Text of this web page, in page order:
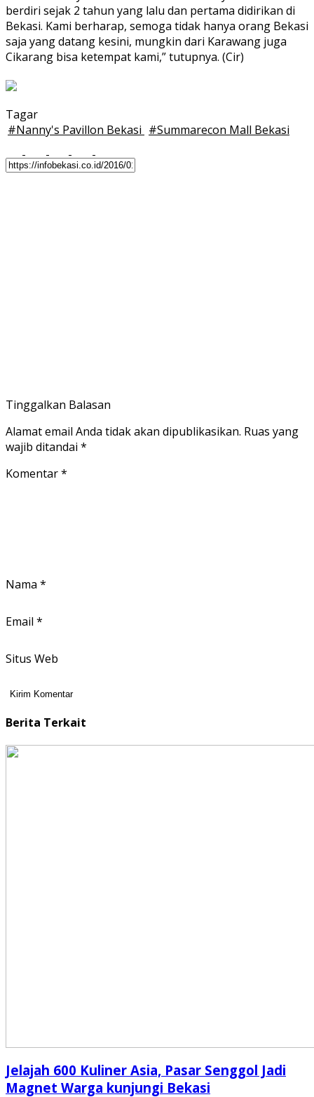
berdiri sejak 2 tahun yang lalu dan pertama didirikan di
Bekasi. Kami berharap, semoga tidak hanya orang Bekasi
saja yang datang kesini, mungkin dari Karawang juga
Cikarang bisa ketempat kami,” tutupnya. (Cir)
Tagar
#Nanny's Pavillon Bekasi #Summarecon Mall Bekasi
Tinggalkan Balasan
Alamat email Anda tidak akan dipublikasikan. Ruas yang
wajib ditandai *
Komentar*
Nama *
Email *
Situs Web
Berita Terkait
Jelajah 600 Kuliner Asia, Pasar Senggol Jadi
Magnet Warga kunjungi Bekasi